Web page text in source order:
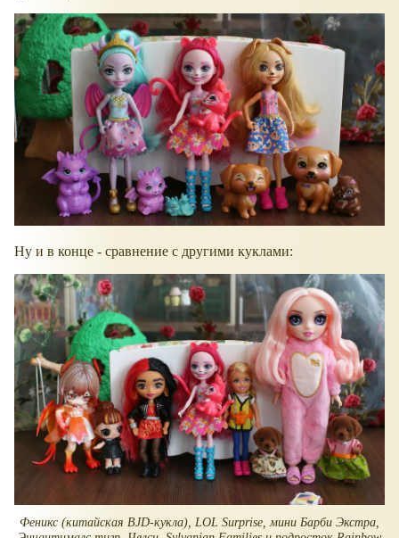
Ну и в конце - сравнение с другими куклами:
Феникс (китайская BJD-кукла), LOL Surprise, мини Барби Экстра,